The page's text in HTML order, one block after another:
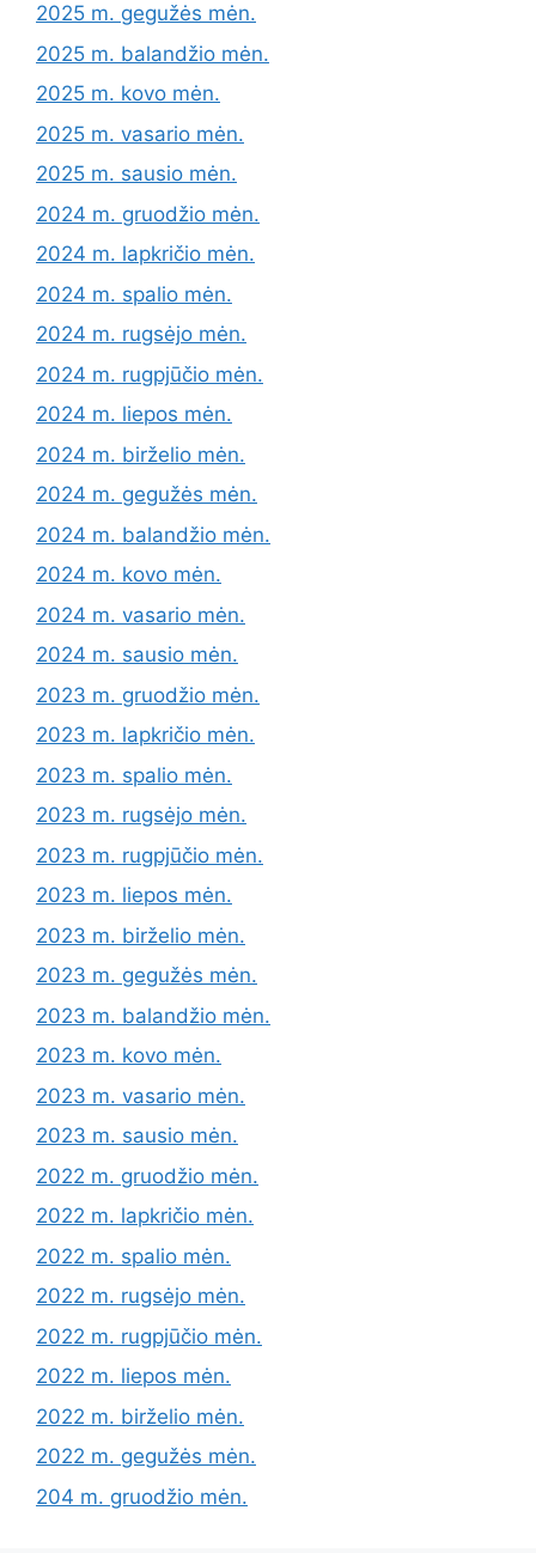
2025 m. gegužės mėn.
2025 m. balandžio mėn.
2025 m. kovo mėn.
2025 m. vasario mėn.
2025 m. sausio mėn.
2024 m. gruodžio mėn.
2024 m. lapkričio mėn.
2024 m. spalio mėn.
2024 m. rugsėjo mėn.
2024 m. rugpjūčio mėn.
2024 m. liepos mėn.
2024 m. birželio mėn.
2024 m. gegužės mėn.
2024 m. balandžio mėn.
2024 m. kovo mėn.
2024 m. vasario mėn.
2024 m. sausio mėn.
2023 m. gruodžio mėn.
2023 m. lapkričio mėn.
2023 m. spalio mėn.
2023 m. rugsėjo mėn.
2023 m. rugpjūčio mėn.
2023 m. liepos mėn.
2023 m. birželio mėn.
2023 m. gegužės mėn.
2023 m. balandžio mėn.
2023 m. kovo mėn.
2023 m. vasario mėn.
2023 m. sausio mėn.
2022 m. gruodžio mėn.
2022 m. lapkričio mėn.
2022 m. spalio mėn.
2022 m. rugsėjo mėn.
2022 m. rugpjūčio mėn.
2022 m. liepos mėn.
2022 m. birželio mėn.
2022 m. gegužės mėn.
204 m. gruodžio mėn.